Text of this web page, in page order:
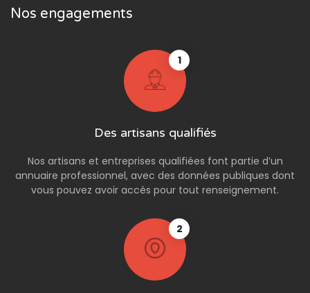
Nos engagements
1
Des artisans qualifiés
Nos artisans et entreprises qualifiées font partie d’un
annuaire professionnel, avec des données publiques dont
vous pouvez avoir accès pour tout renseignement.
2